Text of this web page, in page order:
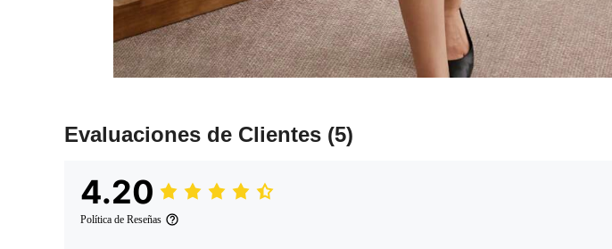
Evaluaciones de Clientes (5)
4.20
Política de Reseñas